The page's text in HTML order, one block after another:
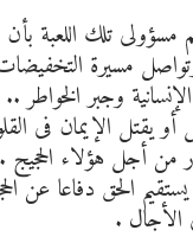
مسؤولى تلك اللعبة
مسيرة التخفيضات
وجبر
الإيمان فى
أجل هؤلاء الحجيج
الحق دفاعا
الأجال .